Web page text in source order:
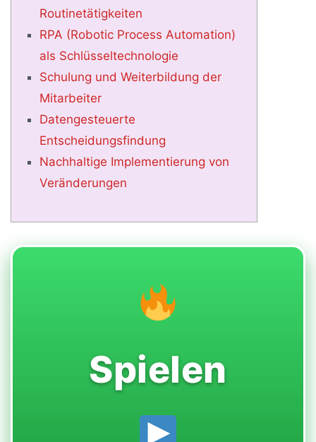
Routinetätigkeiten
RPA (Robotic Process Automation)
als Schlüsseltechnologie
Schulung und Weiterbildung der
Mitarbeiter
Datengesteuerte
Entscheidungsfindung
Nachhaltige Implementierung von
Veränderungen
Spielen